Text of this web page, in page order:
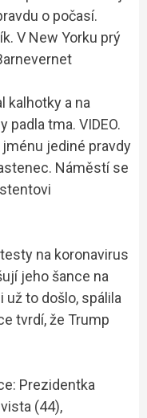
o počasí.
V New Yorku prý
kalhotky a na
padla tma. VIDEO.
jediné pravdy
Náměstí se
na koronavirus
jeho šance na
to došlo, spálila
tvrdí, že Trump
Prezidentka
(44),